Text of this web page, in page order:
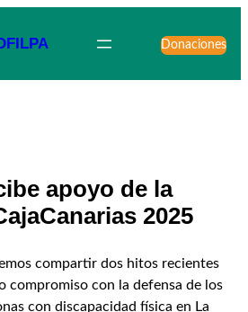
Donaciones
apoyo de la
2025
compartir dos hitos recientes
compromiso con la defensa de los
con discapacidad física en La